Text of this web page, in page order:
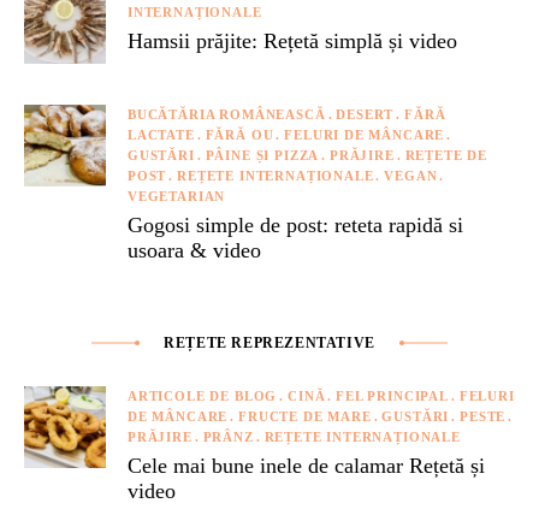
INTERNAȚIONALE
Hamsii prăjite: Rețetă simplă și video
BUCĂTĂRIA ROMÂNEASCĂ DESERT
FĂRĂ
LACTATE
FĂRĂ OU
FELURI DE MÂNCARE
GUSTĂRI
PÂINE ȘI PIZZA PRĂJIRE
REȚETE DE
POST
REȚETE INTERNAȚIONALE
VEGAN
VEGETARIAN
Gogosi simple de post: reteta rapidă si
usoara & video
REȚETE REPREZENTATIVE
ARTICOLE DE BLOG CINĂ FEL PRINCIPAL
FELURI
DE MÂNCARE
FRUCTE DE MARE GUSTĂRI
PESTE
PRĂJIRE
PRÂNZ REȚETE INTERNAȚIONALE
Cele mai bune inele de calamar Rețetă și
video